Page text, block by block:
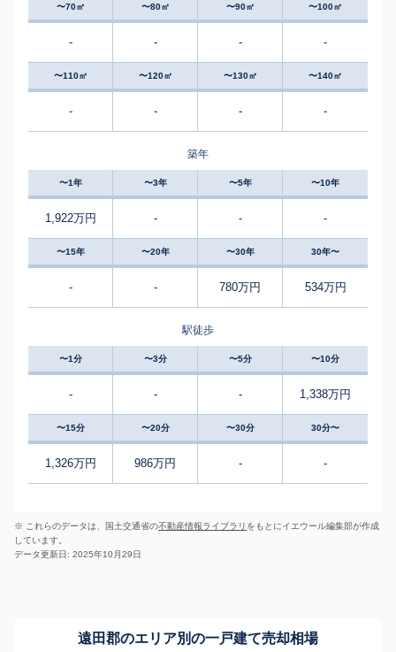
〜70㎡ 〜80㎡ 〜90㎡ 〜100㎡
- - - -
〜110㎡ 〜120㎡ 〜130㎡ 〜140㎡
- - - -
築年
〜1年 〜3年 〜5年 〜10年
1,922万円 - - -
〜15年 〜20年 〜30年 30年〜
- - 780万円 534万円
駅徒歩
〜1分 〜3分 〜5分 〜10分
- - - 1,338万円
〜15分 〜20分 〜30分 30分〜
1,326万円 986万円 - -
※ これらのデータは、国土交通省の不動産情報ライブラリ をもとにイエウール編集部が作成
しています。
データ更新日: 2025年10月29日
遠田郡のエリア別の一戸建て売却相場